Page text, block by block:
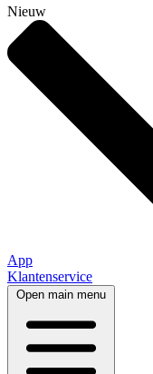
Nieuw
App
Klantenservice
Open main menu